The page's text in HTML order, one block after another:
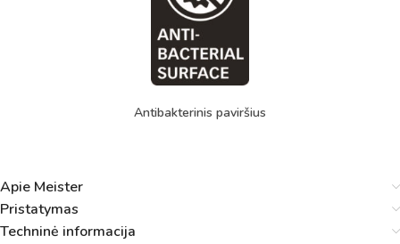
Antibakterinis paviršius
Apie Meister
Pristatymas
Techninė informacija